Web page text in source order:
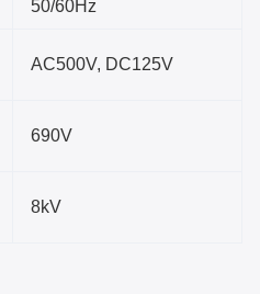
50/60Hz
AC500V, DC125V
690V
8kV